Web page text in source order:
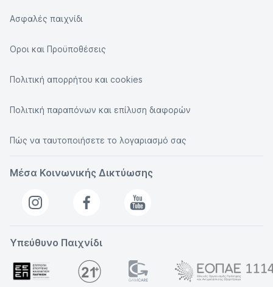
Ασφαλές παιχνίδι
Οροι και Προϋποθέσεις
Πολιτική απορρήτου και cookies
Πολιτική παραπόνων και επίλυση διαφορών
Πώς να ταυτοποιήσετε το λογαριασμό σας
Μέσα Κοινωνικής Δικτύωσης
Υπεύθυνο Παιχνίδι